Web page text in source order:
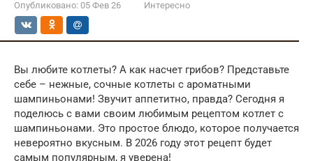
Опубликовано: 05 Фев 26 Интересно
Вы любите котлеты? А как насчет грибов? Представьте
себе – нежные, сочные котлеты с ароматными
шампиньонами! Звучит аппетитно, правда? Сегодня я
поделюсь с вами своим любимым рецептом котлет с
шампиньонами. Это простое блюдо, которое получается
невероятно вкусным. В 2026 году этот рецепт будет
самым популярным, я уверена!